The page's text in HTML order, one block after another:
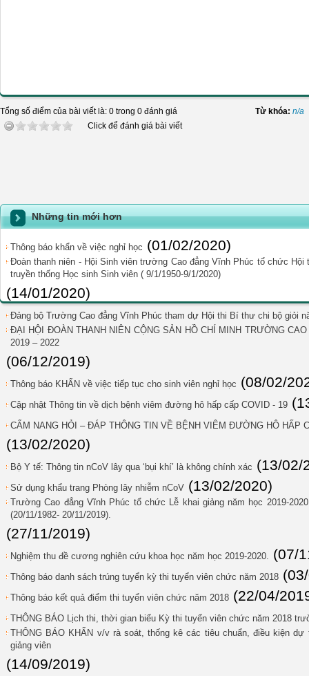
Tổng số điểm của bài viết là: 0 trong 0 đánh giá
Click để đánh giá bài viết
Từ khóa: n/a
Những tin mới hơn
Thông báo khẩn về việc nghỉ học (01/02/2020)
Đoàn thanh niên - Hội Sinh viên trường Cao đẳng Vĩnh Phúc tổ chức Hội
truyền thống Học sinh Sinh viên ( 9/1/1950-9/1/2020)
(14/01/2020)
Đảng bộ Trường Cao đẳng Vĩnh Phúc tham dự Hội thi Bí thư chi bộ giỏi
ĐẠI HỘI ĐOÀN THANH NIÊN CỘNG SẢN HỒ CHÍ MINH TRƯỜNG
2019 – 2022
(06/12/2019)
Thông báo KHẨN về việc tiếp tục cho sinh viên nghỉ học (08/02/
Cập nhật Thông tin về dịch bệnh viêm đường hô hấp cấp COVID - 19
CẨM NANG HỎI – ĐÁP THÔNG TIN VỀ BỆNH VIÊM ĐƯỜNG HÔ HẤP
(13/02/2020)
Bộ Y tế: Thông tin nCoV lây qua ‘bụi khí’ là không chính xác (13/02/
Sử dụng khẩu trang Phòng lây nhiễm nCoV (13/02/2020)
Trường Cao đẳng Vĩnh Phúc tổ chức Lễ khai giảng năm học 2019-
(20/11/1982- 20/11/2019).
(27/11/2019)
Nghiệm thu đề cương nghiên cứu khoa học năm học 2019-2020. (07/
Thông báo danh sách trúng tuyển kỳ thi tuyển viên chức năm 2018
Thông báo kết quả điểm thi tuyển viên chức năm 2018 (22/04/
THÔNG BÁO Lịch thi, thời gian biểu Kỳ thi tuyển viên chức năm 2018
THÔNG BÁO KHẨN v/v rà soát, thống kê các tiêu chuẩn, điều kiện
giảng viên
(14/09/2019)